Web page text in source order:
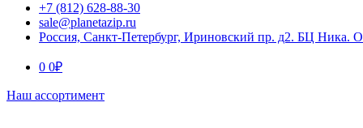
+7 (812) 628-88-30
sale@planetazip.ru
Россия, Санкт-Петербург, Ириновский пр. д2. БЦ Ника.
0 0₽
Наш ассортимент